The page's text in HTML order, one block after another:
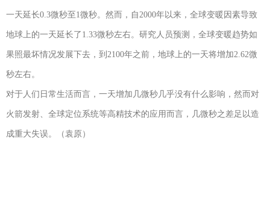
一天延长0.3微秒至1微秒。然而，自2000年以来，全球变暖因素导致
地球上的一天延长了1.33微秒左右。研究人员预测，全球变暖趋势如
果照最坏情况发展下去，到2100年之前，地球上的一天将增加2.62微
秒左右。
对于人们日常生活而言，一天增加几微秒几乎没有什么影响，然而对
火箭发射、全球定位系统等高精技术的应用而言，几微秒之差足以造
成重大失误。（袁原）